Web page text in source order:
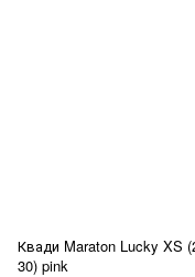
Квади Maraton Lucky XS
30) pink